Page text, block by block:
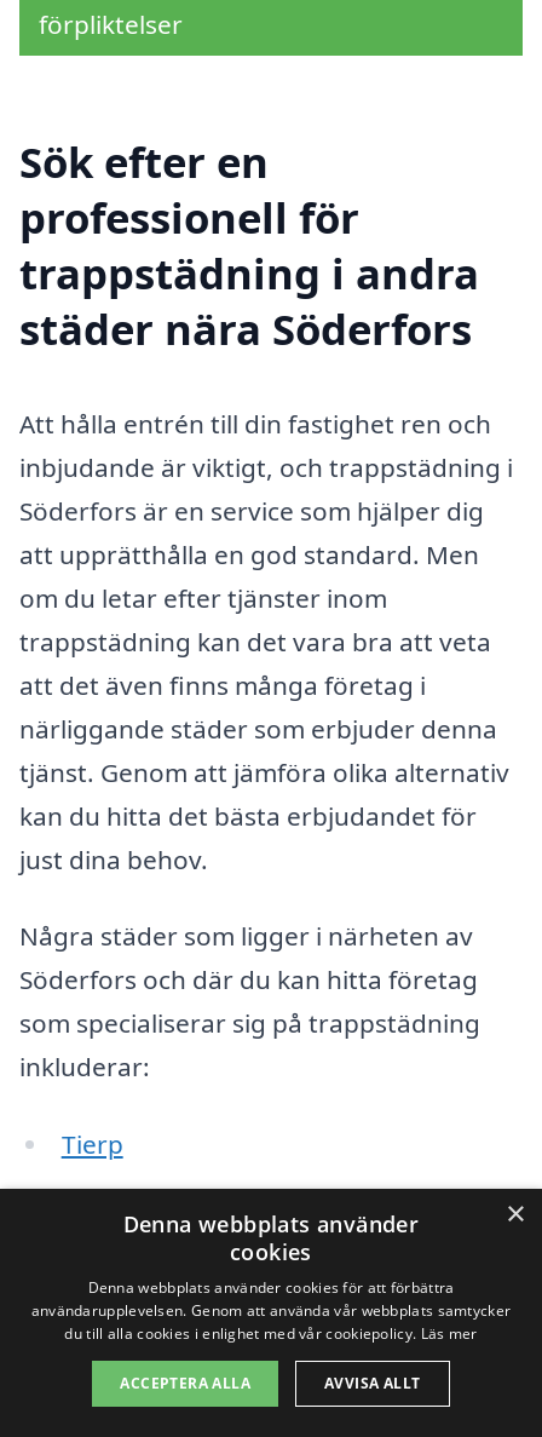
förpliktelser
Sök efter en
professionell för
trappstädning i andra
städer nära Söderfors
Att hålla entrén till din fastighet ren och
inbjudande är viktigt, och trappstädning i
Söderfors är en service som hjälper dig
att upprätthålla en god standard. Men
om du letar efter tjänster inom
trappstädning kan det vara bra att veta
att det även finns många företag i
närliggande städer som erbjuder denna
tjänst. Genom att jämföra olika alternativ
kan du hitta det bästa erbjudandet för
just dina behov.
Några städer som ligger i närheten av
Söderfors och där du kan hitta företag
som specialiserar sig på trappstädning
inkluderar:
Tierp
Gävle
Uppsala
×
Denna webbplats använder
cookies
Denna webbplats använder cookies för att förbättra
användarupplevelsen. Genom att använda vår webbplats samtycker
du till alla cookies i enlighet med vår cookiepolicy. Läs mer
ACCEPTERA ALLA AVVISA ALLT